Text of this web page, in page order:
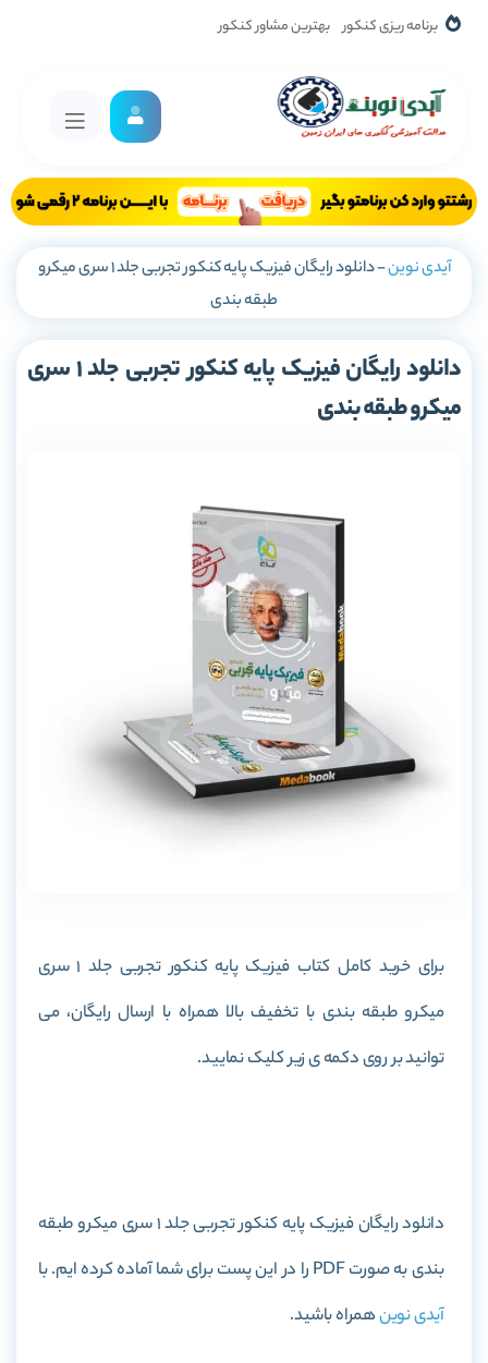
برنامه ریزی کنکور بهترین مشاور کنکور
آیدی نوین-
دانلود رایگان فیزیک پایه کنکور تجربی جلد 1 سری میکرو
طبقه بندی
دانلود رایگان فیزیک پایه کنکور تجربی جلد 1 سری
میکرو طبقه بندی
برای خرید کامل کتاب فیزیک پایه کنکور تجربی جلد 1 سری
میکرو طبقه بندی با تخفیف بالا همراه با ارسال رایگان، می
توانید بر روی دکمه ی زیر کلیک نمایید.
دانلود رایگان فیزیک پایه کنکور تجربی جلد 1 سری میکرو طبقه
بندی به صورت PDF را در این پست برای شما آماده کرده ایم. با
آیدی نوینهمراه باشید.